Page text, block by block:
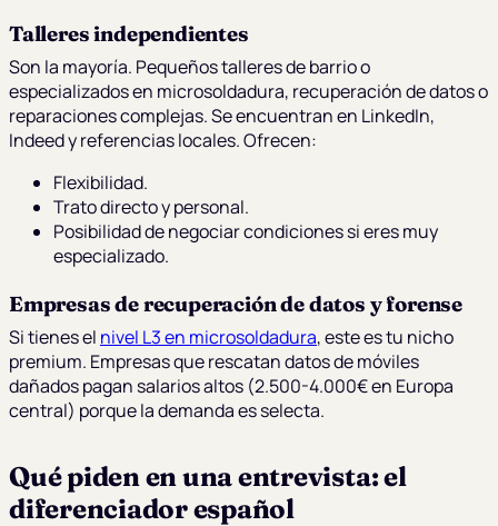
Talleres independientes
Son la mayoría. Pequeños talleres de barrio o
especializados en microsoldadura, recuperación de datos o
reparaciones complejas. Se encuentran en LinkedIn,
Indeed y referencias locales. Ofrecen:
Flexibilidad.
Trato directo y personal.
Posibilidad de negociar condiciones si eres muy
especializado.
Empresas de recuperación de datos y forense
Si tienes el nivel L3 en microsoldadura, este es tu nicho
premium. Empresas que rescatan datos de móviles
dañados pagan salarios altos (2.500-4.000€ en Europa
central) porque la demanda es selecta.
Qué piden en una entrevista: el
diferenciador español